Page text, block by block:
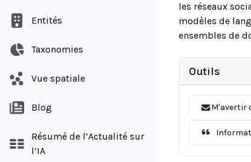
Entités
Taxonomies
Vue spatiale
Blog
Résumé de l’Actualité sur
l’IA
les réseaux
modèles de
ensembles de
Outils
M'avertir